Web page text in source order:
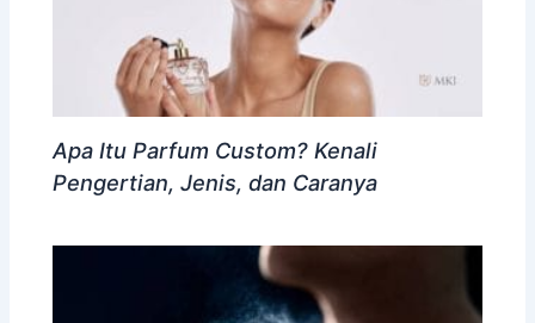
Apa Itu Parfum Custom? Kenali
Pengertian, Jenis, dan Caranya